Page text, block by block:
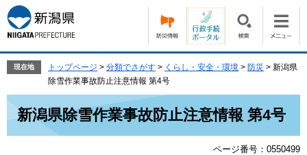
ー
ジ
の
で
す。
ニ
ュ
ー
ば
本
現在地 トップページ > 分類でさがす > くらし・安全・環境 > 防災 > 新潟県
除雪作業事故防止注意情報 第4号
新潟県除雪作業事故防止注意情報 第4号
ページ番号：0550499